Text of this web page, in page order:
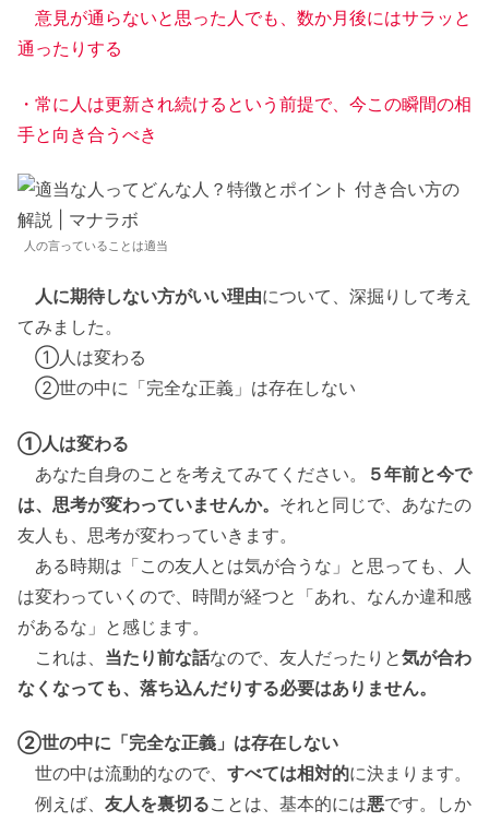
意見が通らないと思った人でも、数か月後にはサラッと
通ったりする
・常に人は更新され続けるという前提で、今この瞬間の相
手と向き合うべき
人の言っていることは適当
人に期待しない方がいい理由について、深掘りして考え
てみました。
①人は変わる
②世の中に「完全な正義」は存在しない
①人は変わる
あなた自身のことを考えてみてください。
５年前と今で
は、思考が変わっていませんか。 それと同じで、あなたの
友人も、思考が変わっていきます。
ある時期は「この友人とは気が合うな」と思っても、人
は変わっていくので、時間が経つと「あれ、なんか違和感
があるな」と感じます。
これは、 当たり前な話なので、友人だったりと気が合わ
なくなっても、落ち込んだりする必要はありません。
②世の中に「完全な正義」は存在しない
世の中は流動的なので、 すべては相対的に決まります。
例えば、 友人を裏切ることは、基本的には悪です。しか